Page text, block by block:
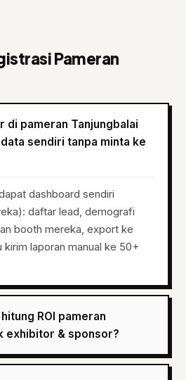
Pameran
di pameran Tanjungbalai
sendiri tanpa minta ke
dashboard sendiri
daftar lead, demografi
booth mereka, export ke
kirim laporan manual ke 50+
ROI pameran
exhibitor & sponsor?